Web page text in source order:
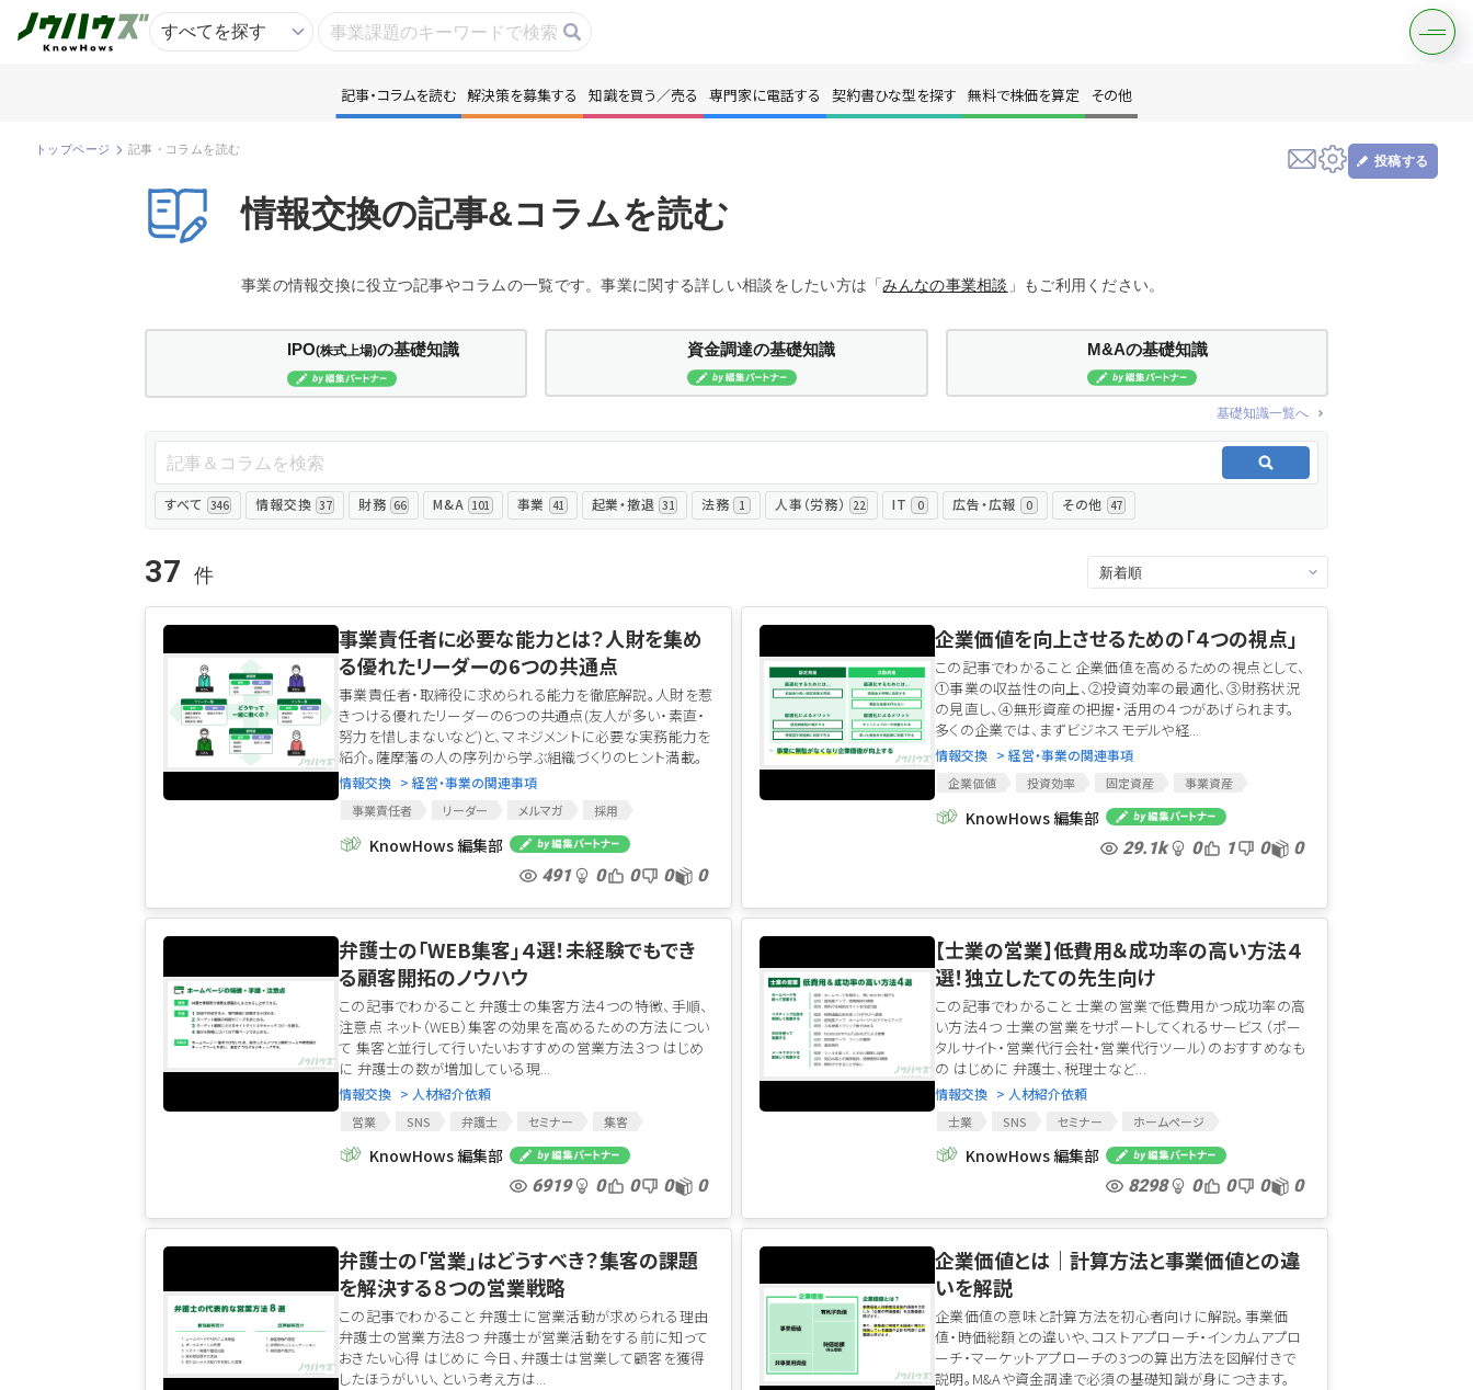
知識を買う／売る
資本政策を無料でお試し 無料でアンケート
匿名360°評価 ちょこっと相談とは？
記事・コラムを読む 解決策を募集する 知識を買う／売る 専門家に電話する 契約書ひな型を探す 無料で株価を算定 その他
トップページ 記事・コラムを読む
投稿する
情報交換の記事&コラムを読む
事業の情報交換に役立つ記事やコラムの一覧です。事業に関する詳しい相談をしたい方は「みんなの事業相談 」もご利用ください。
IPO(株式上場)の基礎知識 資金調達の基礎知識 M&Aの基礎知識
基礎知識一覧へ
すべて 346 情報交換 37 財務 66 M&A 101 事業 41 起業・撤退 31 法務 1 人事（労務） 22 IT 0 広告・広報 0 その他 47
37
事業責任者に必要な能力とは？人財を集め
る優れたリーダーの6つの共通点
事業責任者・取締役に求められる能力を徹底解説。人財を惹
きつける優れたリーダーの6つの共通点(友人が多い・素直・
努力を惜しまないなど)と、マネジメントに必要な実務能力を
紹介。薩摩藩の人の序列から学ぶ組織づくりのヒント満載。
情報交換 > 経営・事業の関連事項
事業責任者 リーダー メルマガ
採用
採用戦略KnowHows 編集部
491 0 0 0 0
企業価値を向上させるための「４つの視点」
この記事でわかること 企業価値を高めるための視点として、
①事業の収益性の向上、②投資効率の最適化、③財務状況
の見直し、④無形資産の把握・活用の４つがあげられます。
多くの企業では、まずビジネスモデルや経...
情報交換 > 経営・事業の関連事項
企業価値 投資効率 固定資産
事業資産
流動資産
財務レバレッジ効果 金利 無形資産
KnowHows 編集部
29.1k 0 1 0 0
弁護士の「WEB集客」４選！未経験でもでき
る顧客開拓のノウハウ
この記事でわかること 弁護士の集客方法４つの特徴、手順、
注意点 ネット（WEB）集客の効果を高めるための方法につい
て 集客と並行して行いたいおすすめの営業方法３つ はじめ
に 弁護士の数が増加している現...
情報交換 > 人材紹介依頼
営業 SNS 弁護士 セミナー
集客
ホームページ
ブログ
ポジショニング
KnowHows 編集部
6919 0 0 0 0
【士業の営業】低費用＆成功率の高い方法４
選！独立したての先生向け
この記事でわかること 士業の営業で低費用かつ成功率の高
い方法４つ 士業の営業をサポートしてくれるサービス（ポー
タルサイト・営業代行会社・営業代行ツール）のおすすめなも
の はじめに 弁護士、税理士など...
情報交換 > 人材紹介依頼
士業 SNS セミナー
ホームページ
リスティング広告
ポータルサイト
メールマガジン
KnowHows 編集部
8298 0 0 0 0
弁護士の「営業」はどうすべき？集客の課題
を解決する８つの営業戦略
この記事でわかること 弁護士に営業活動が求められる理由
弁護士の営業方法８つ 弁護士が営業活動をする前に知って
おきたい心得 はじめに 今日、弁護士は営業して顧客を獲得
したほうがいい、という考え方は...
企業価値とは｜計算方法と事業価値との違
いを解説
企業価値の意味と計算方法を初心者向けに解説。事業価
値・時価総額との違いや、コストアプローチ・インカムアプロ
ーチ・マーケットアプローチの3つの算出方法を図解付きで
説明。M&Aや資金調達で必須の基礎知識が身につきます。